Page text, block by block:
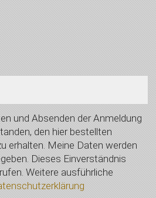
und Absenden der Anmeldung
den hier bestellten
erhalten. Meine Daten werden
Dieses Einverständnis
Weitere ausführliche